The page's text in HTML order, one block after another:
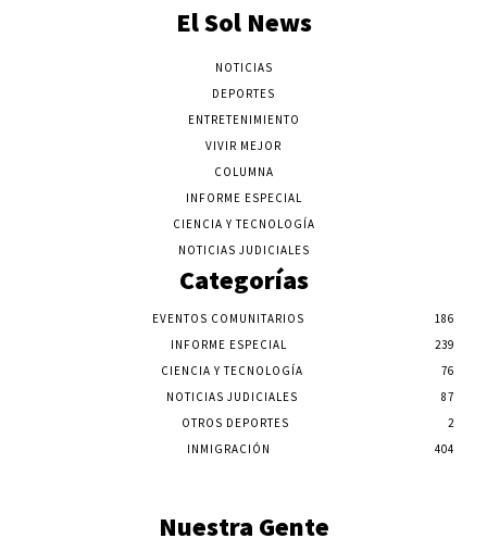
El Sol News
NOTICIAS
DEPORTES
ENTRETENIMIENTO
VIVIR MEJOR
COLUMNA
INFORME ESPECIAL
CIENCIA Y TECNOLOGÍA
NOTICIAS JUDICIALES
Categorías
EVENTOS COMUNITARIOS
186
INFORME ESPECIAL
239
CIENCIA Y TECNOLOGÍA
76
NOTICIAS JUDICIALES
87
OTROS DEPORTES
2
INMIGRACIÓN
404
Nuestra Gente